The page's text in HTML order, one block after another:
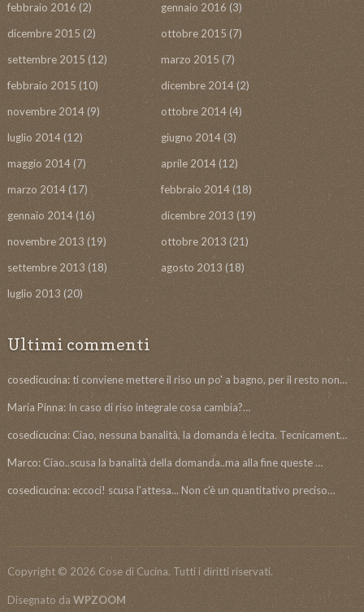
febbraio 2016 (2) gennaio 2016 (3)
dicembre 2015 (2) ottobre 2015 (7)
settembre 2015 (12) marzo 2015 (7)
febbraio 2015 (10) dicembre 2014(2)
novembre 2014(9) ottobre 2014 (4)
luglio 2014(12) giugno 2014(3)
maggio 2014(7) aprile 2014 (12)
marzo 2014(17) febbraio 2014 (18)
gennaio 2014(16) dicembre 2013 (19)
novembre 2013 (19) ottobre 2013 (21)
settembre 2013 (18) agosto 2013 (18)
luglio 2013 (20)
Ultimi commenti
cosedicucina:ti conviene mettere il riso un po' a bagno, per il resto non…
Maria Pinna:In caso di riso integrale cosa cambia?…
cosedicucina:Ciao, nessuna banalità, la domanda è lecita. Tecnicament…
Marco:Ciao..scusa la banalità della domanda..ma alla fine queste …
cosedicucina:eccoci! scusa l'attesa... Non c'è un quantitativo preciso…
Copyright © 2026 Cose di Cucina. Tutti i diritti riservati.
Disegnato da WPZOOM